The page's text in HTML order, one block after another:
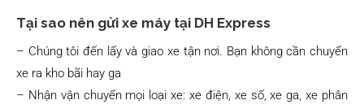
Tại sao nên gửi xe máy tại DH Express
– Chúng tôi đến lấy và giao xe tận nơi. Bạn không cần chuyển
xe ra kho bãi hay ga
– Nhận vận chuyển mọi loại xe: xe điện, xe số, xe ga, xe phân